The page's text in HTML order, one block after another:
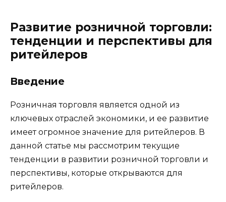
Развитие розничной торговли:
тенденции и перспективы для
ритейлеров
Введение
Розничная торговля является одной из
ключевых отраслей экономики, и ее развитие
имеет огромное значение для ритейлеров. В
данной статье мы рассмотрим текущие
тенденции в развитии розничной торговли и
перспективы, которые открываются для
ритейлеров.